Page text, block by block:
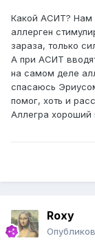
Какой АСИТ? Нам
аллерген
зараза, только
А при АСИТ
на самом деле
спасаюсь
помог, хоть и
Аллегра хороший
Roxy